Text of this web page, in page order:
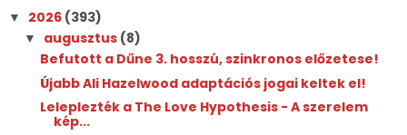
▼ 2026 (393)
▼ augusztus (8)
Befutott a Dűne 3. hosszú, szinkronos előzetese!
Újabb Ali Hazelwood adaptációs jogai keltek el!
Leleplezték a The Love Hypothesis - A szerelem
kép...